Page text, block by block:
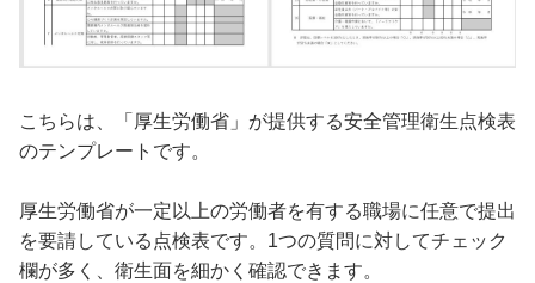
こちらは、「厚生労働省」が提供する安全管理衛生点検表
のテンプレートです。
厚生労働省が一定以上の労働者を有する職場に任意で提出
を要請している点検表です。1つの質問に対してチェック
欄が多く、衛生面を細かく確認できます。